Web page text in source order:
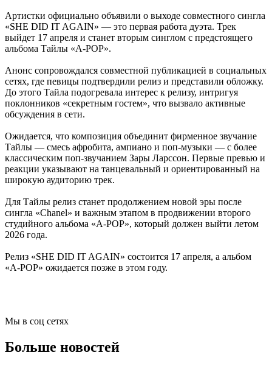
Артистки официально объявили о выходе совместного сингла
«SHE DID IT AGAIN» — это первая работа дуэта. Трек
выйдет 17 апреля и станет вторым синглом с предстоящего
альбома Тайлы «A-POP».
Анонс сопровождался совместной публикацией в социальных
сетях, где певицы подтвердили релиз и представили обложку.
До этого Тайла подогревала интерес к релизу, интригуя
поклонников «секретным гостем», что вызвало активные
обсуждения в сети.
Ожидается, что композиция объединит фирменное звучание
Тайлы — смесь афробита, ампиано и поп-музыки — с более
классическим поп-звучанием Зары Ларссон. Первые превью и
реакции указывают на танцевальный и ориентированный на
широкую аудиторию трек.
Для Тайлы релиз станет продолжением новой эры после
сингла «Chanel» и важным этапом в продвижении второго
студийного альбома «A-POP», который должен выйти летом
2026 года.
Релиз «SHE DID IT AGAIN» состоится 17 апреля, а альбом
«A-POP» ожидается позже в этом году.
Мы в соц сетях
Больше новостей